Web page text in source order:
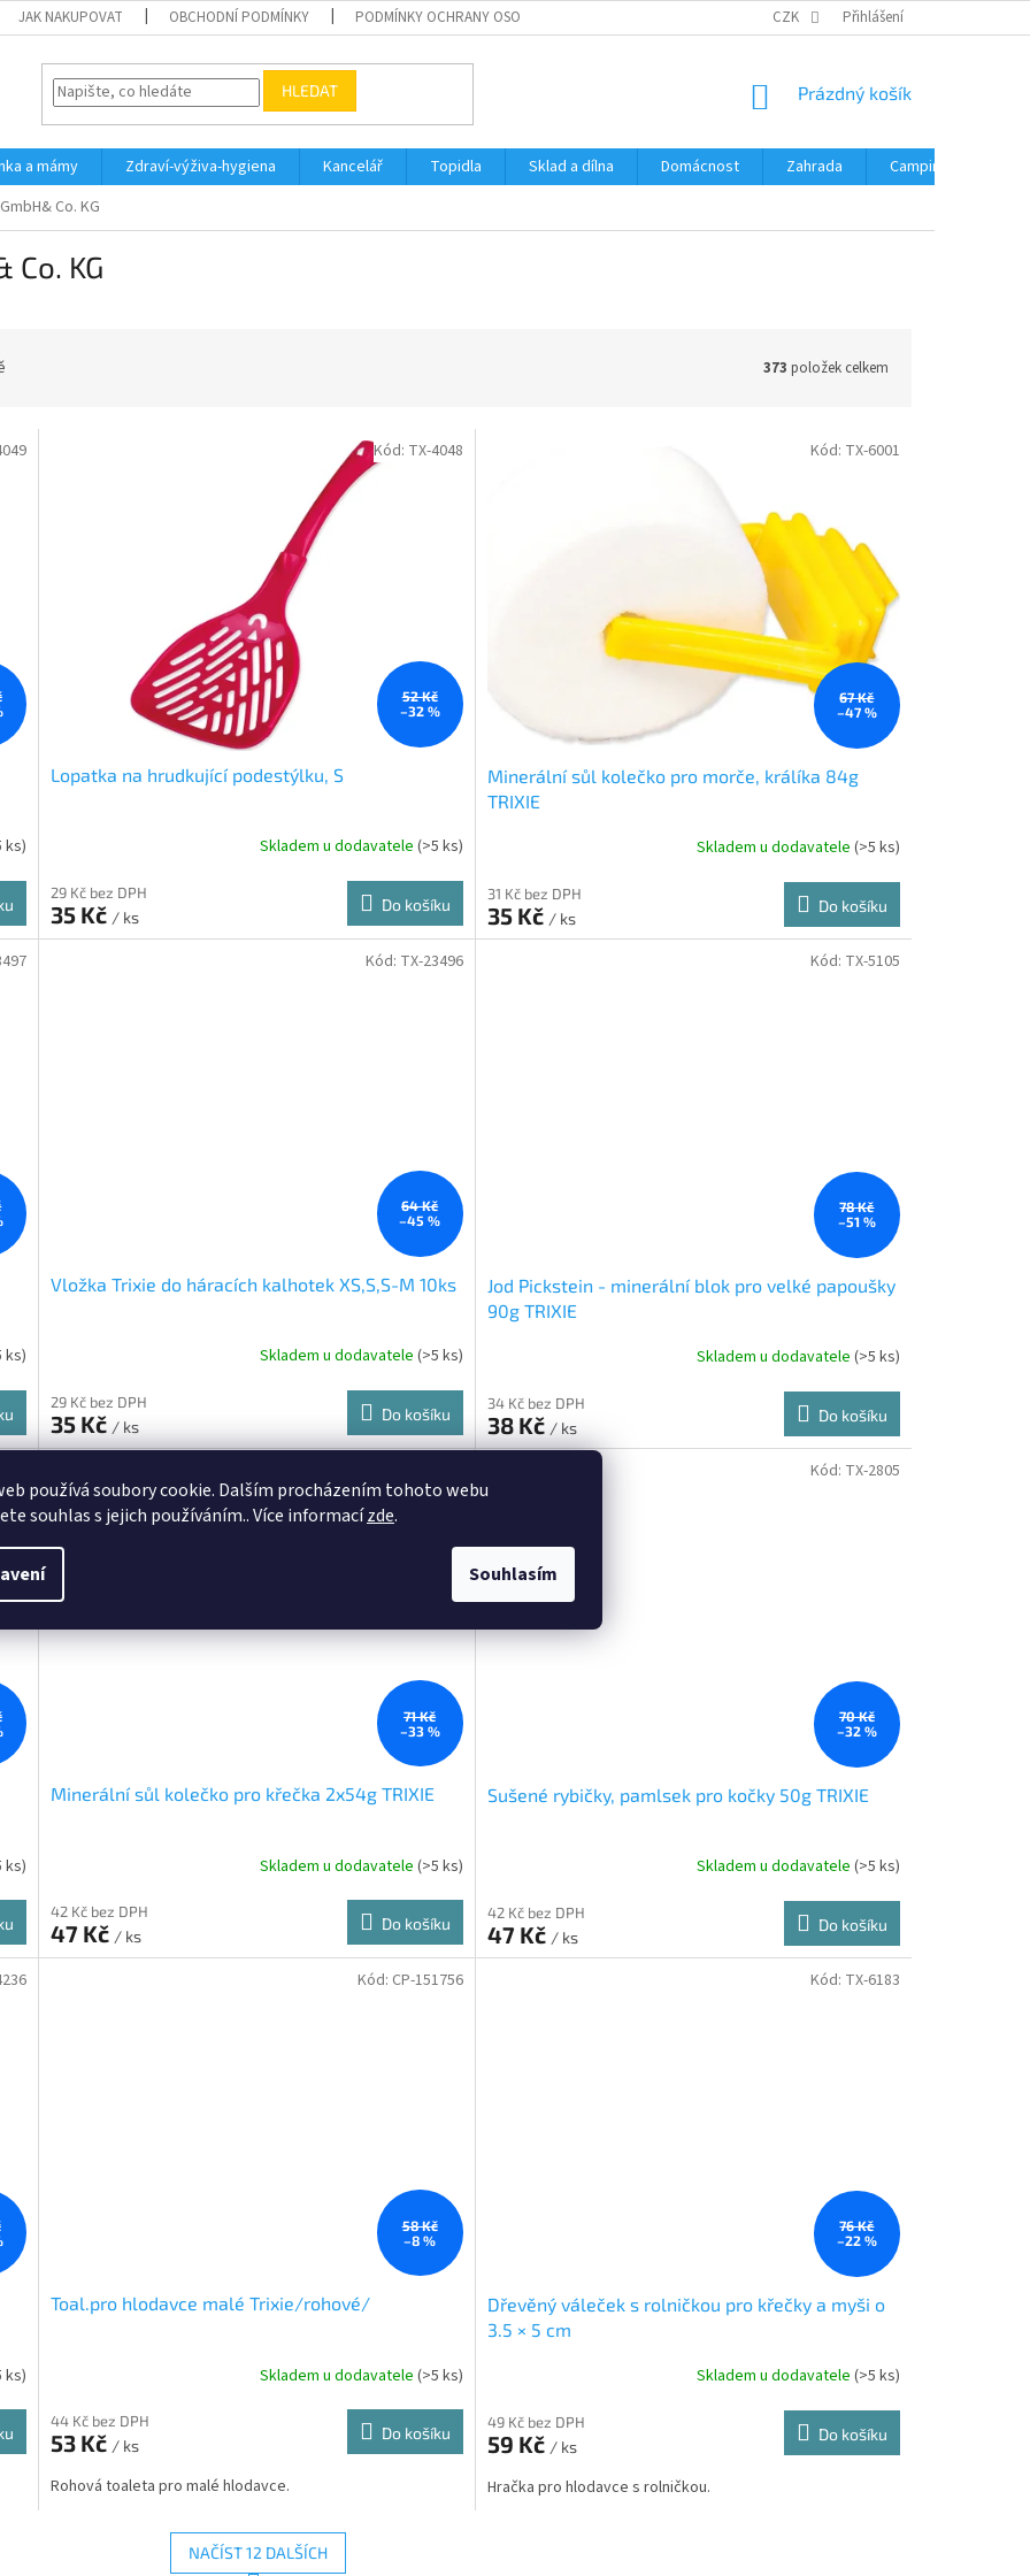
používá soubory cookie. Dalším procházením tohoto webu
souhlas s jejich používáním.. Více informacízde.
Souhlasím
JAK NAKUPOVAT OBCHODNÍ PODMÍNKY PODMÍNKY OCHRANY OSOBNÍCH ÚDAJŮ CZK Přihlášení
HLEDAT
NÁKUPNÍ
Prázdný košík
a mámy Zdraví-výživa-hygiena Kancelář Topidla Sklad a dílna Domácnost Zahrada Camping
Co. KG
Co. KG
373 položek celkem
ks)
52 Kč
–32 %
Lopatka na hrudkující podestýlku, S
Skladem u dodavatele (>5 ks)
29 Kč bez DPH
35 Kč / ks
Do košíku
Kód: TX-4048
67 Kč
–47 %
Minerální sůl kolečko pro morče, králíka 84g
TRIXIE
Skladem u dodavatele (>5 ks)
31 Kč bez DPH
35 Kč / ks
Do košíku
Kód: TX-6001
ks)
64 Kč
–45 %
Vložka Trixie do háracích kalhotek XS,S,S-M 10ks
Skladem u dodavatele (>5 ks)
29 Kč bez DPH
35 Kč / ks
Do košíku
Kód: TX-23496
78 Kč
–51 %
Jod Pickstein - minerální blok pro velké papoušky
90g TRIXIE
Skladem u dodavatele (>5 ks)
34 Kč bez DPH
38 Kč / ks
Do košíku
Kód: TX-5105
ks)
71 Kč
–33 %
Minerální sůl kolečko pro křečka 2x54g TRIXIE
Skladem u dodavatele (>5 ks)
42 Kč bez DPH
47 Kč / ks
Do košíku
70 Kč
–32 %
Sušené rybičky, pamlsek pro kočky 50g TRIXIE
Skladem u dodavatele (>5 ks)
42 Kč bez DPH
47 Kč / ks
Do košíku
Kód: TX-2805
ks)
58 Kč
–8 %
Toal.pro hlodavce malé Trixie/rohové/
Skladem u dodavatele (>5 ks)
44 Kč bez DPH
53 Kč / ks
Do košíku
Rohová toaleta pro malé hlodavce.
Kód: CP-151756
76 Kč
–22 %
Dřevěný váleček s rolničkou pro křečky a myši o
3.5 × 5 cm
Skladem u dodavatele (>5 ks)
49 Kč bez DPH
59 Kč / ks
Do košíku
Hračka pro hlodavce s rolničkou.
Kód: TX-6183
NAČÍST 12 DALŠÍCH